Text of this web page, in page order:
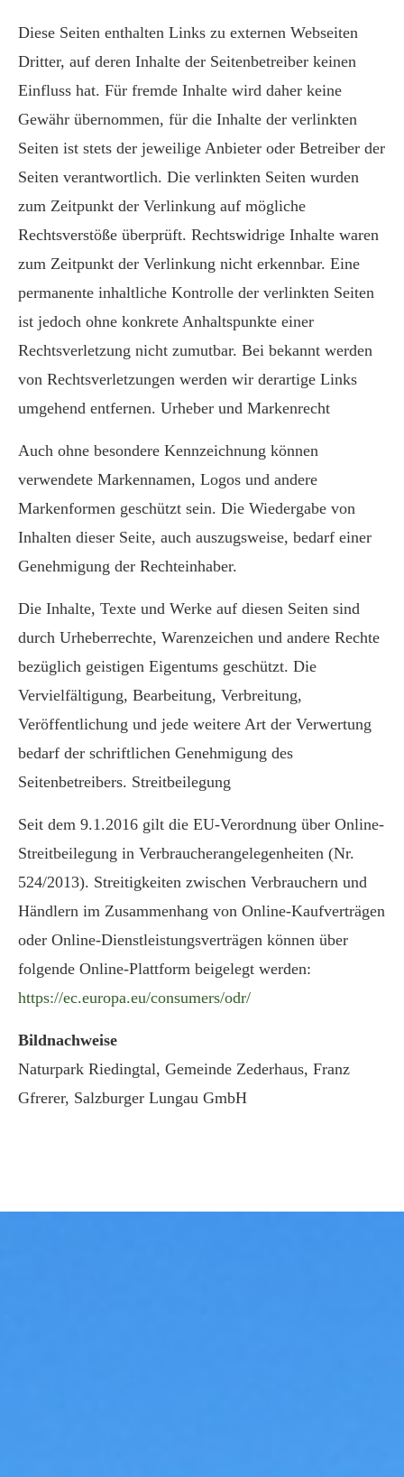
Diese Seiten enthalten Links zu externen Webseiten
Dritter, auf deren Inhalte der Seitenbetreiber keinen
Einfluss hat. Für fremde Inhalte wird daher keine
Gewähr übernommen, für die Inhalte der verlinkten
Seiten ist stets der jeweilige Anbieter oder Betreiber der
Seiten verantwortlich. Die verlinkten Seiten wurden
zum Zeitpunkt der Verlinkung auf mögliche
Rechtsverstöße überprüft. Rechtswidrige Inhalte waren
zum Zeitpunkt der Verlinkung nicht erkennbar. Eine
permanente inhaltliche Kontrolle der verlinkten Seiten
ist jedoch ohne konkrete Anhaltspunkte einer
Rechtsverletzung nicht zumutbar. Bei bekannt werden
von Rechtsverletzungen werden wir derartige Links
umgehend entfernen. Urheber und Markenrecht
Auch ohne besondere Kennzeichnung können
verwendete Markennamen, Logos und andere
Markenformen geschützt sein. Die Wiedergabe von
Inhalten dieser Seite, auch auszugsweise, bedarf einer
Genehmigung der Rechteinhaber.
Die Inhalte, Texte und Werke auf diesen Seiten sind
durch Urheberrechte, Warenzeichen und andere Rechte
bezüglich geistigen Eigentums geschützt. Die
Vervielfältigung, Bearbeitung, Verbreitung,
Veröffentlichung und jede weitere Art der Verwertung
bedarf der schriftlichen Genehmigung des
Seitenbetreibers. Streitbeilegung
Seit dem 9.1.2016 gilt die EU-Verordnung über Online-
Streitbeilegung in Verbraucherangelegenheiten (Nr.
524/2013). Streitigkeiten zwischen Verbrauchern und
Händlern im Zusammenhang von Online-Kaufverträgen
oder Online-Dienstleistungsverträgen können über
folgende Online-Plattform beigelegt werden:
https://ec.europa.eu/consumers/odr/
Bildnachweise
Naturpark Riedingtal, Gemeinde Zederhaus, Franz
Gfrerer, Salzburger Lungau GmbH